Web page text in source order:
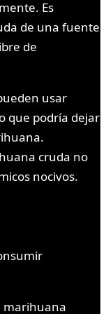
Es
de una fuente
de
usar
que podría dejar
cruda no
nocivos.
marihuana